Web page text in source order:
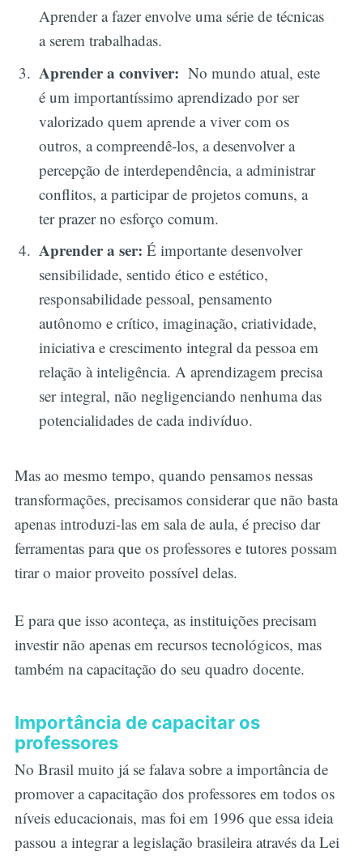
Aprender a fazer envolve uma série de técnicas
a serem trabalhadas.
Aprender a conviver: No mundo atual, este
é um importantíssimo aprendizado por ser
valorizado quem aprende a viver com os
outros, a compreendê-los, a desenvolver a
percepção de interdependência, a administrar
conflitos, a participar de projetos comuns, a
ter prazer no esforço comum.
Aprender a ser:É importante desenvolver
sensibilidade, sentido ético e estético,
responsabilidade pessoal, pensamento
autônomo e crítico, imaginação, criatividade,
iniciativa e crescimento integral da pessoa em
relação à inteligência. A aprendizagem precisa
ser integral, não negligenciando nenhuma das
potencialidades de cada indivíduo.
Mas ao mesmo tempo, quando pensamos nessas
transformações, precisamos considerar que não basta
apenas introduzi-las em sala de aula, é preciso dar
ferramentas para que os professores e tutores possam
tirar o maior proveito possível delas.
E para que isso aconteça, as instituições precisam
investir não apenas em recursos tecnológicos, mas
também na capacitação do seu quadro docente.
Importância de capacitar os
professores
No Brasil muito já se falava sobre a importância de
promover a capacitação dos professores em todos os
níveis educacionais, mas foi em 1996 que essa ideia
passou a integrar a legislação brasileira através da Lei